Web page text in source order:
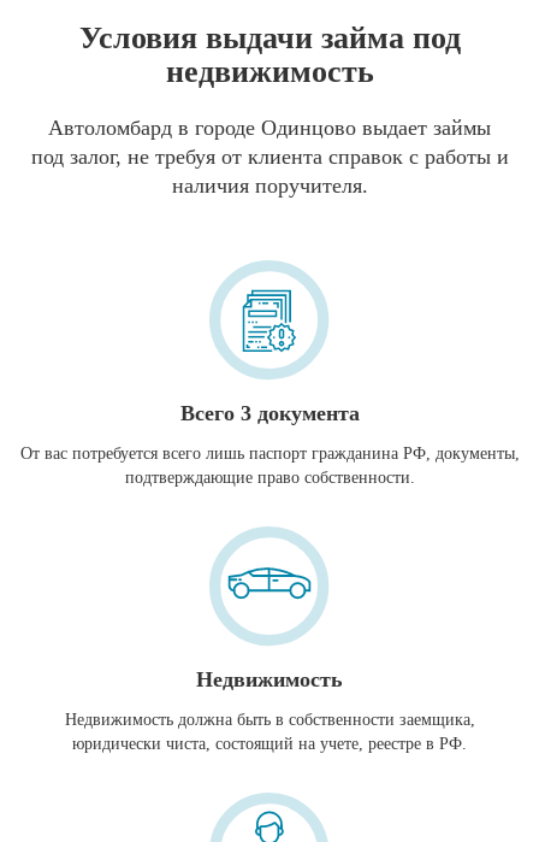
Условия выдачи займа под
недвижимость
Автоломбард в городе Одинцово выдает займы
под залог, не требуя от клиента справок с работы и
наличия поручителя.
Всего 3 документа
От вас потребуется всего лишь паспорт гражданина РФ, документы,
подтверждающие право собственности.
Недвижимость
Недвижимость должна быть в собственности заемщика,
юридически чиста, состоящий на учете, реестре в РФ.